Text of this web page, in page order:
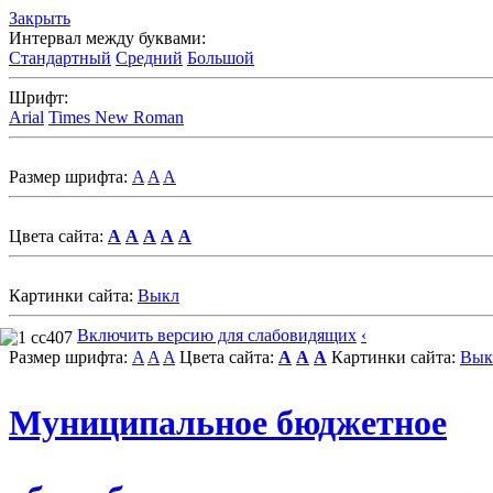
Закрыть
Интервал между буквами:
Стандартный Средний Большой
Шрифт:
Arial Times New Roman
Размер шрифта: A A A
Цвета сайта: A A A A A
Картинки сайта: Выкл
Включить версию для слабовидящих ‹
Размер шрифта: A A A Цвета сайта: A A A Картинки сайта:
Муниципальное бюджетное